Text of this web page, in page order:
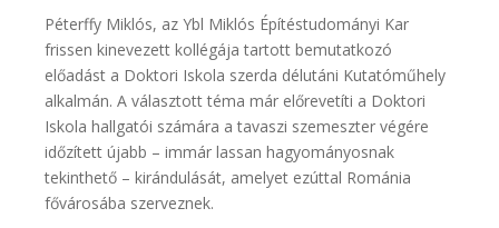
Péterffy Miklós, az Ybl Miklós Építéstudományi Kar
frissen kinevezett kollégája tartott bemutatkozó
előadást a Doktori Iskola szerda délutáni Kutatóműhely
alkalmán. A választott téma már előrevetíti a Doktori
Iskola hallgatói számára a tavaszi szemeszter végére
időzített újabb – immár lassan hagyományosnak
tekinthető – kirándulását, amelyet ezúttal Románia
fővárosába szerveznek.